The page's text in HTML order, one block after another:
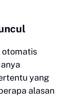
otomatis
yang
alasan